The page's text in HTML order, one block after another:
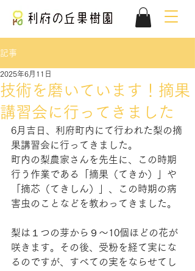
記事
技術を磨いています！摘果
講習会に行ってきました
2025年6月11日
6月吉日、利府町内にて行われた梨の摘
果講習会に行ってきました。
町内の梨農家さんを先生に、この時期
行う作業である「摘果（てきか）」や
「摘芯（てきしん）」、この時期の病
害虫のことなどを教わってきました。
梨は１つの芽から９～10個ほどの花が
咲きます。その後、受粉を経て実にな
るのですが、すべての実をならせてし